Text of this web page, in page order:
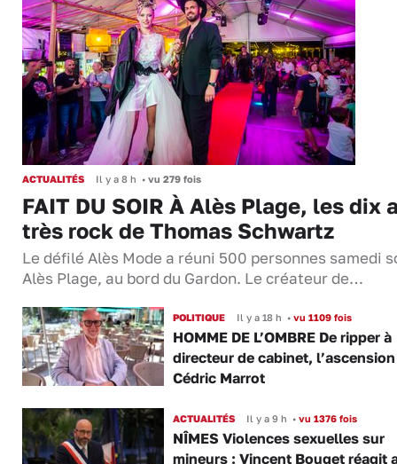
ACTUALITÉS Il y a 8 h • vu 279 fois
FAIT DU SOIR À Alès Plage, les dix
très rock de Thomas Schwartz
Le défilé Alès Mode a réuni 500 personnes samedi
Alès Plage, au bord du Gardon. Le créateur de…
POLITIQUE Il y a 18 h •vu 1109 fois
HOMME DE L’OMBRE De ripper à
directeur de cabinet,
Cédric Marrot
ACTUALITÉS Il y a 9 h •vu 1376 fois
NÎMES Violences sexuelles sur
mineurs : Vincent Bouget réagit